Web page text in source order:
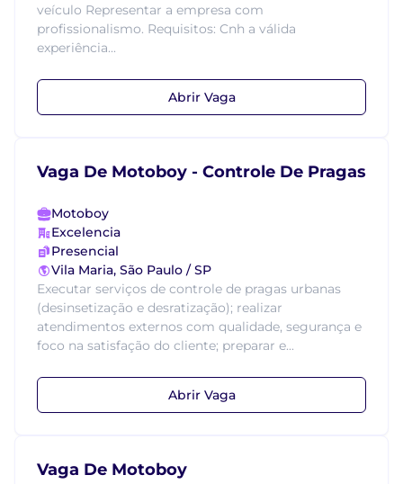
veículo Representar a empresa com
profissionalismo. Requisitos: Cnh a válida
experiência...
Abrir Vaga
Vaga De Motoboy - Controle De Pragas
Motoboy
Excelencia
Presencial
Vila Maria, São Paulo / SP
Executar serviços de controle de pragas urbanas
(desinsetização e desratização); realizar
atendimentos externos com qualidade, segurança e
foco na satisfação do cliente; preparar e...
Abrir Vaga
Vaga De Motoboy